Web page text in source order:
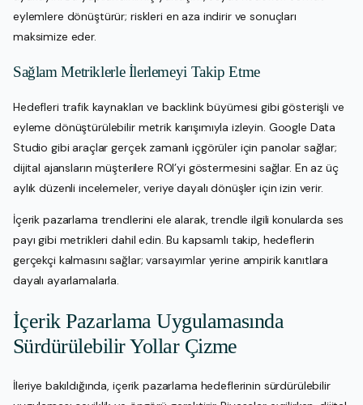
eylemlere dönüştürür; riskleri en aza indirir ve sonuçları
maksimize eder.
Sağlam Metriklerle İlerlemeyi Takip Etme
Hedefleri trafik kaynakları ve backlink büyümesi gibi gösterişli ve
eyleme dönüştürülebilir metrik karışımıyla izleyin. Google Data
Studio gibi araçlar gerçek zamanlı içgörüler için panolar sağlar;
dijital ajansların müşterilere ROI’yi göstermesini sağlar. En az üç
aylık düzenli incelemeler, veriye dayalı dönüşler için izin verir.
İçerik pazarlama trendlerini ele alarak, trendle ilgili konularda ses
payı gibi metrikleri dahil edin. Bu kapsamlı takip, hedeflerin
gerçekçi kalmasını sağlar; varsayımlar yerine ampirik kanıtlara
dayalı ayarlamalarla.
İçerik Pazarlama Uygulamasında
Sürdürülebilir Yollar Çizme
İleriye bakıldığında, içerik pazarlama hedeflerinin sürdürülebilir